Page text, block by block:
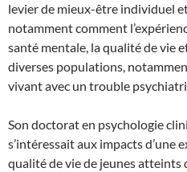
levier de mieux-être individuel
notamment comment
santé mentale, la qualité de vie
diverses populations,
vivant avec un trouble
Son doctorat en psychologie
s’intéressait aux impacts
qualité de vie de jeunes atteints